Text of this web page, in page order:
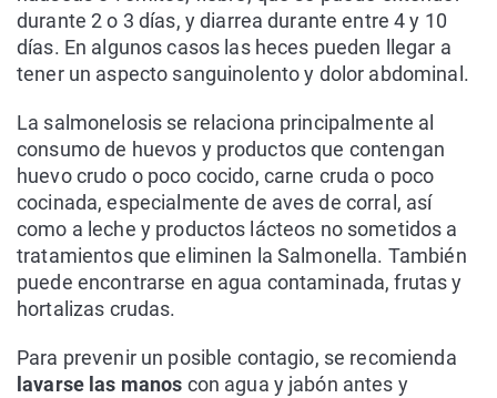
durante 2 o 3 días, y diarrea durante entre 4 y 10
días. En algunos casos las heces pueden llegar a
tener un aspecto sanguinolento y dolor abdominal.
La salmonelosis se relaciona principalmente al
consumo de huevos y productos que contengan
huevo crudo o poco cocido, carne cruda o poco
cocinada, especialmente de aves de corral, así
como a leche y productos lácteos no sometidos a
tratamientos que eliminen la Salmonella. También
puede encontrarse en agua contaminada, frutas y
hortalizas crudas.
Para prevenir un posible contagio, se recomienda
lavarse las manos con agua y jabón antes y